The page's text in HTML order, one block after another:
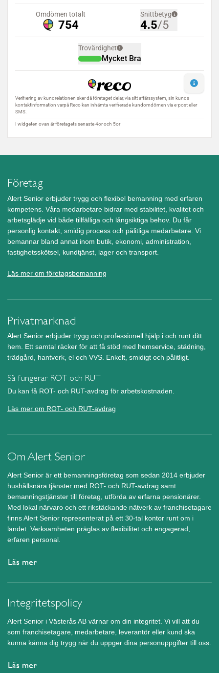
Företag
Alert Senior erbjuder trygg och flexibel bemanning med erfaren
kompetens. Våra medarbetare bidrar med stabilitet, kvalitet och
arbetsglädje vid både tillfälliga och långsiktiga behov. Du får
personlig kontakt, smidig process och pålitliga medarbetare. Vi
bemannar bland annat inom butik, ekonomi, administration,
fastighetsskötsel, kundtjänst, lager och transport.
Läs mer om företagsbemanning
Privatmarknad
Alert Senior erbjuder trygg och professionell hjälp i och runt ditt
hem. Ett samtal räcker för att få stöd med hemservice, städning,
trädgård, hantverk, el och VVS. Enkelt, smidigt och pålitligt.
Så fungerar ROT och RUT
Du kan få ROT- och RUT-avdrag för arbetskostnaden.
Läs mer om ROT- och RUT-avdrag
Om Alert Senior
Alert Senior är ett bemanningsföretag som sedan 2014 erbjuder
hushållsnära tjänster med ROT- och RUT-avdrag samt
bemanningstjänster till företag, utförda av erfarna pensionärer.
Med lokal närvaro och ett rikstäckande nätverk av franchisetagare
finns Alert Senior representerat på ett 30-tal kontor runt om i
landet. Verksamheten präglas av flexibilitet och engagerad,
erfaren personal.
Läs mer
Integritetspolicy
Alert Senior i Västerås AB värnar om din integritet. Vi vill att du
som franchisetagare, medarbetare, leverantör eller kund ska
kunna känna dig trygg när du uppger dina personuppgifter till oss.
Läs mer